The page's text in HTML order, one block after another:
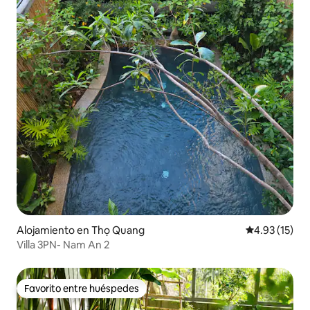
Alojamiento en Thọ Quang Calificación
4.93 (15)
Villa 3PN- Nam An 2
Favorito entre huéspedes
Favorito entre huéspedes